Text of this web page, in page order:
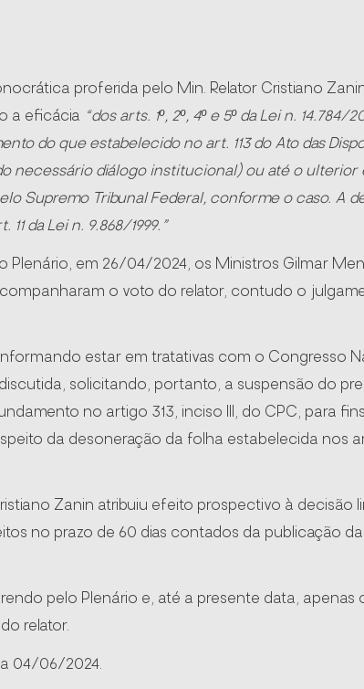
proferida pelo Min. Relator Cristiano
a eficácia “dos arts. 1º, 2º, 4º e 5º da Lei n. 14.784/
do que estabelecido no art. 113 do Ato das
necessário diálogo institucional) ou até o ulterior
Supremo Tribunal Federal, conforme o caso. A
da Lei n. 9.868/1999.”
em 26/04/2024, os Ministros Gilmar
o voto do relator, contudo o
estar em tratativas com o Congresso
solicitando, portanto, a suspensão do
no artigo 313, inciso III, do CPC, para
da desoneração da folha estabelecida nos
Zanin atribuiu efeito prospectivo à decisão
no prazo de 60 dias contados da publicação
pelo Plenário e, até a presente data, apenas
relator.
04/06/2024.